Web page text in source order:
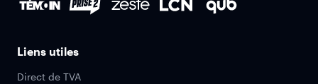
Liens utiles
Direct de TVA